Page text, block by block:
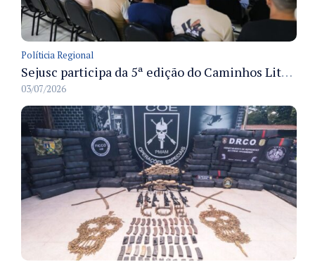
Políticia Regional
Sejusc participa da 5ª edição do Caminhos Literários com foco na cultura hip-hop nas unidades socioeducativas
03/07/2026